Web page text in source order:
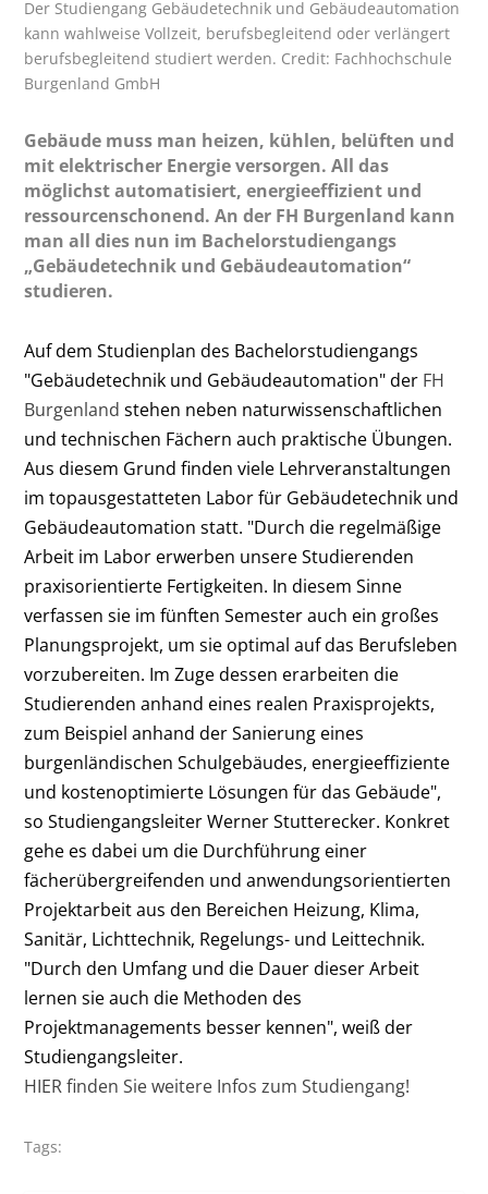
Der Studiengang Gebäudetechnik und Gebäudeautomation
kann wahlweise Vollzeit, berufsbegleitend oder verlängert
berufsbegleitend studiert werden. Credit: Fachhochschule
Burgenland GmbH
Gebäude muss man heizen, kühlen, belüften und
mit elektrischer Energie versorgen. All das
möglichst automatisiert, energieeffizient und
ressourcenschonend. An der FH Burgenland kann
man all dies nun im Bachelorstudiengangs
„Gebäudetechnik und Gebäudeautomation“
studieren.
Auf dem Studienplan des Bachelorstudiengangs
"Gebäudetechnik und Gebäudeautomation" der FH
Burgenland stehen neben naturwissenschaftlichen
und technischen Fächern auch praktische Übungen.
Aus diesem Grund finden viele Lehrveranstaltungen
im topausgestatteten Labor für Gebäudetechnik und
Gebäudeautomation statt. "Durch die regelmäßige
Arbeit im Labor erwerben unsere Studierenden
praxisorientierte Fertigkeiten. In diesem Sinne
verfassen sie im fünften Semester auch ein großes
Planungsprojekt, um sie optimal auf das Berufsleben
vorzubereiten. Im Zuge dessen erarbeiten die
Studierenden anhand eines realen Praxisprojekts,
zum Beispiel anhand der Sanierung eines
burgenländischen Schulgebäudes, energieeffiziente
und kostenoptimierte Lösungen für das Gebäude",
so Studiengangsleiter Werner Stutterecker. Konkret
gehe es dabei um die Durchführung einer
fächerübergreifenden und anwendungsorientierten
Projektarbeit aus den Bereichen Heizung, Klima,
Sanitär, Lichttechnik, Regelungs- und Leittechnik.
"Durch den Umfang und die Dauer dieser Arbeit
lernen sie auch die Methoden des
Projektmanagements besser kennen", weiß der
Studiengangsleiter.
HIERfinden Sie weitere Infos zum Studiengang!
Tags: